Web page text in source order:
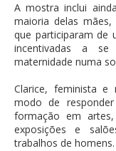
A mostra inclui
maioria delas
que participaram de
incentivadas a
maternidade numa
Clarice, feminista e
modo de
formação em
exposições e
trabalhos de homens.